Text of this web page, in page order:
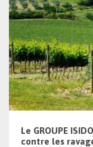
Le GROUPE
contre les